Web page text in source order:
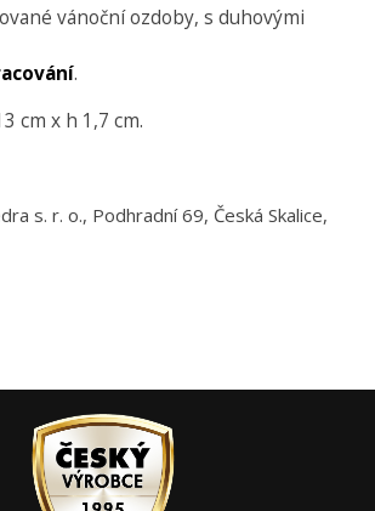
vánoční ozdoby, s duhovými
.
cm x h 1,7 cm.
s. r. o., Podhradní 69, Česká Skalice,